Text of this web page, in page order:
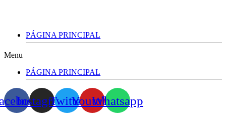
PÁGINA PRINCIPAL
Menu
PÁGINA PRINCIPAL
InstagramTwitterYoutubeWhatsapp